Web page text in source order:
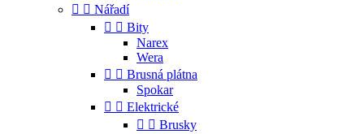
  Nářadí
  Bity
Narex
Wera
  Brusná plátna
Spokar
  Elektrické
  Brusky